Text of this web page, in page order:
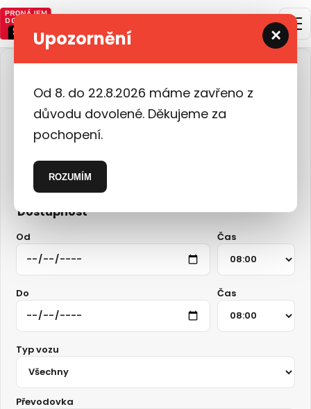
×
Upozornění
Od 8. do 22.8.2026 máme zavřeno z
důvodu dovolené. Děkujeme za
pochopení.
ROZUMÍM
Dostupnost
Od Čas
Do Čas
Typ vozu
Převodovka